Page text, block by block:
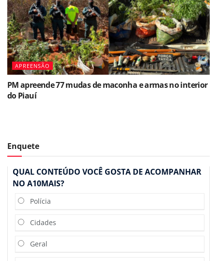
APREENSÃO
PM apreende 77 mudas de maconha e armas no interior
do Piauí
Enquete
QUAL CONTEÚDO VOCÊ GOSTA DE ACOMPANHAR
NO A10MAIS?
Polícia
Cidades
Geral